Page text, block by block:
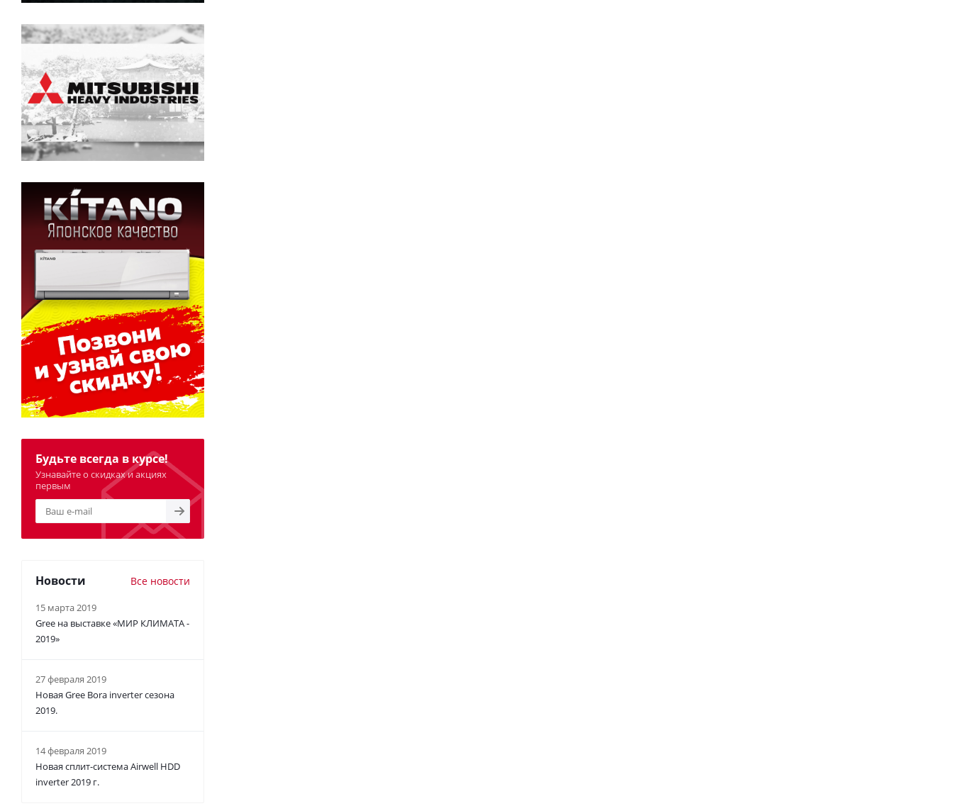
Будьте всегда в курсе!
Узнавайте о скидках и акциях
первым
Новости Все новости
15 марта 2019
Gree на выставке «МИР КЛИМАТА -
2019»
27 февраля 2019
Новая Gree Bora inverter сезона
2019.
14 февраля 2019
Новая сплит-система Airwell HDD
inverter 2019 г.